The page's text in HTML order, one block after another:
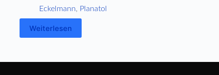
Eckelmann, Planatol
Weiterlesen